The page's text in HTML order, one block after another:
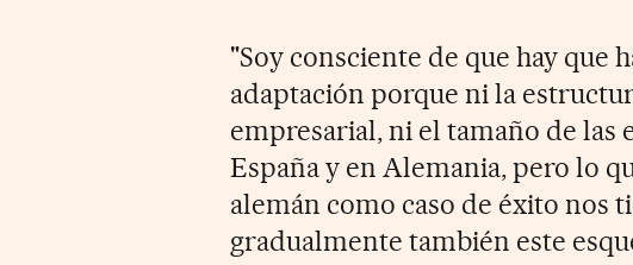
"Soy consciente de que hay que
adaptación porque ni la
empresarial, ni el tamaño de las
España y en Alemania, pero lo
alemán como caso de éxito nos
gradualmente también este